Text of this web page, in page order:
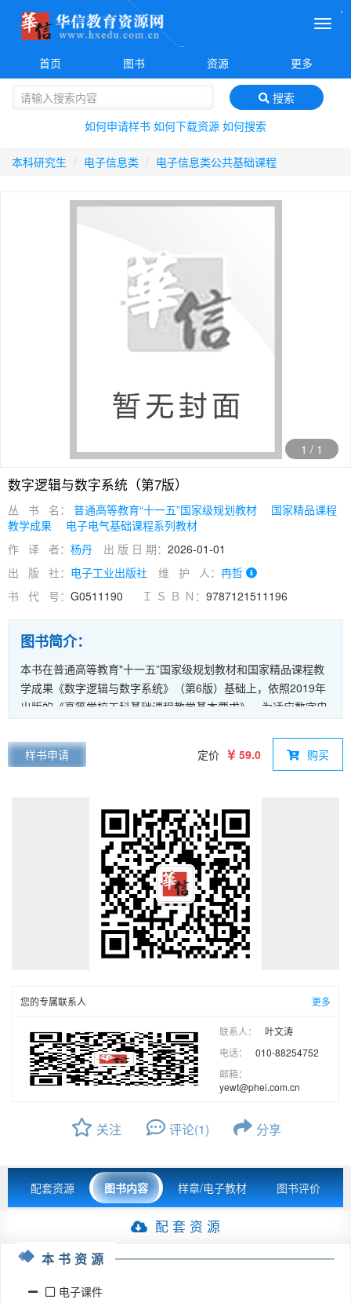
菜
首页
图书 资源 更多
搜索
如何申请样书 如何下载资源 如何搜索
本科研究生 电子信息类 电子信息类公共基础课程
1 / 1
数字逻辑与数字系统（第7版）
丛 书 名： 普通高等教育“十一五”国家级规划教材
国家精品课程
教学成果
电子电气基础课程系列教材
作 译 者： 杨丹 出 版 日 期： 2026-01-01
出 版 社： 电子工业出版社 维 护 人： 冉哲
书 代 号： G0511190 Ｉ Ｓ Ｂ Ｎ： 9787121511196
图书简介：
本书在普通高等教育"十一五”国家级规划教材和国家精品课程教
学成果《数字逻辑与数字系统》（第6版）基础上，依照2019年
出版的《高等学校工科基础课程教学基本要求》，为适应数字电
章，内容包括数字逻辑基础、逻辑门电路、组合逻辑电路、锁存
器和触发器、时序逻辑电路、半导体存储器、脉冲波形的产生与
元件简介，常用逻辑符号对照表等实用内容。本书提供多媒体课
件，可登录华信教育资源网注册后免费下载。本书配套教材为
《数字逻辑与数字系统学习指导及习题解答》（ISBN 978-7-
121-46853-7）。
样书申请 定价 59.0 购买
您的专属联系人 更多
联系人：
叶文涛
电话：
010-88254752
邮箱：
yewt@phei.com.cn
关注 评论(1) 分享
配套资源 图书内容 样章/电子教材 图书评价
配 套 资 源
本书资源
电子课件